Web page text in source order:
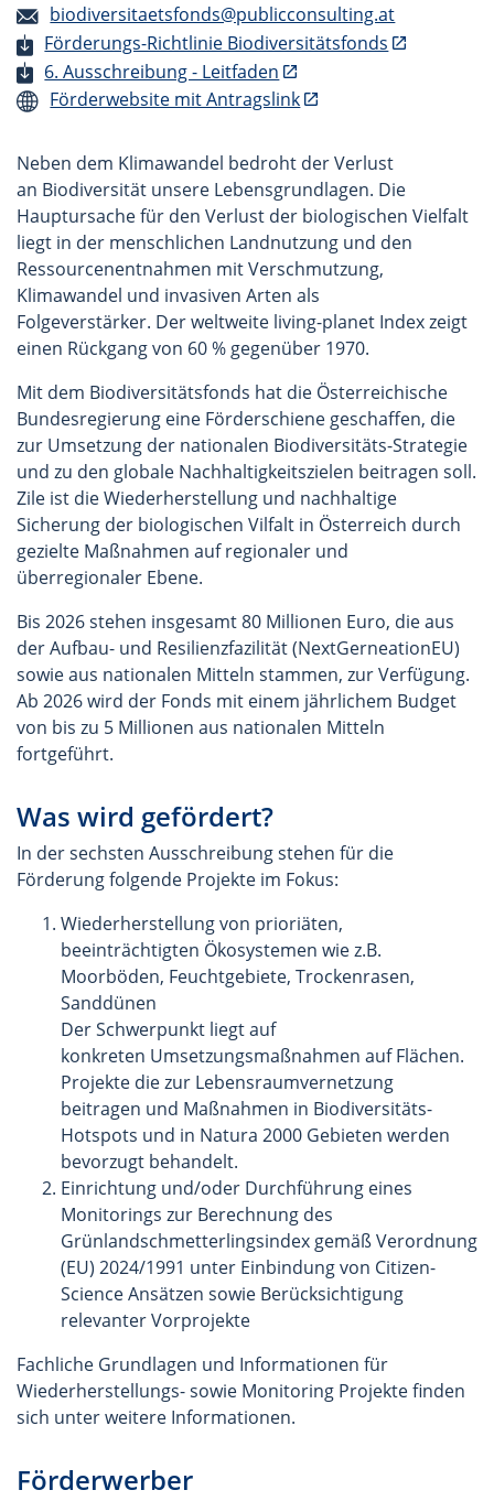
biodiversitaetsfonds@publicconsulting.at
Förderungs-Richtlinie Biodiversitätsfonds
6. Ausschreibung - Leitfaden
Förderwebsite mit Antragslink
Neben dem Klimawandel bedroht der Verlust
an Biodiversität unsere Lebensgrundlagen. Die
Hauptursache für den Verlust der biologischen Vielfalt
liegt in der menschlichen Landnutzung und den
Ressourcenentnahmen mit Verschmutzung,
Klimawandel und invasiven Arten als
Folgeverstärker. Der weltweite living-planet Index zeigt
einen Rückgang von 60 % gegenüber 1970.
Mit dem Biodiversitätsfonds hat die Österreichische
Bundesregierung eine Förderschiene geschaffen, die
zur Umsetzung der nationalen Biodiversitäts-Strategie
und zu den globale Nachhaltigkeitszielen beitragen soll.
Zile ist die Wiederherstellung und nachhaltige
Sicherung der biologischen Vilfalt in Österreich durch
gezielte Maßnahmen auf regionaler und
überregionaler Ebene.
Bis 2026 stehen insgesamt 80 Millionen Euro, die aus
der Aufbau- und Resilienzfazilität (NextGerneationEU)
sowie aus nationalen Mitteln stammen, zur Verfügung.
Ab 2026 wird der Fonds mit einem jährlichem Budget
von bis zu 5 Millionen aus nationalen Mitteln
fortgeführt.
Was wird gefördert?
In der sechsten Ausschreibung stehen für die
Förderung folgende Projekte im Fokus:
Wiederherstellung von prioriäten,
beeinträchtigten Ökosystemen wie z.B.
Moorböden, Feuchtgebiete, Trockenrasen,
Sanddünen
Der Schwerpunkt liegt auf
konkreten Umsetzungsmaßnahmen auf Flächen.
Projekte die zur Lebensraumvernetzung
beitragen und Maßnahmen in Biodiversitäts-
Hotspots und in Natura 2000 Gebieten werden
bevorzugt behandelt.
Einrichtung und/oder Durchführung eines
Monitorings zur Berechnung des
Grünlandschmetterlingsindex gemäß Verordnung
(EU) 2024/1991 unter Einbindung von Citizen-
Science Ansätzen sowie Berücksichtigung
relevanter Vorprojekte
Fachliche Grundlagen und Informationen für
Wiederherstellungs- sowie Monitoring Projekte finden
sich unter weitere Informationen.
Förderwerber